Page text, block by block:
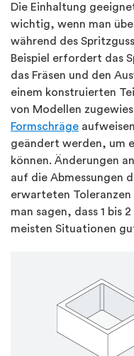
Die Einhaltung
wichtig, wenn man
während des
Beispiel erfordert das
das Fräsen und den
einem konstruierten
von Modellen
Formschräge
geändert werden, um
können. Änderungen
auf die Abmessungen
erwarteten Toleranzen
man sagen, dass 1 bis
meisten Situationen